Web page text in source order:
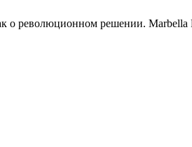
о революционном решении.